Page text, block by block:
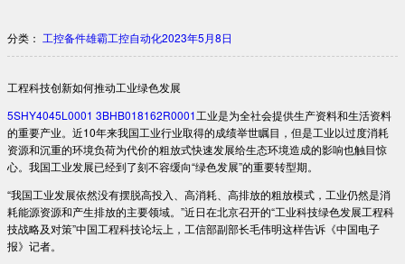
分类： 工控备件雄霸工控自动化2023年5月8日
工程科技创新如何推动工业绿色发展
5SHY4045L0001 3BHB018162R0001工业是为全社会提供生产资料和生活资料
的重要产业。近10年来我国工业行业取得的成绩举世瞩目，但是工业以过度消耗
资源和沉重的环境负荷为代价的粗放式快速发展给生态环境造成的影响也触目惊
心。我国工业发展已经到了刻不容缓向“绿色发展”的重要转型期。
“我国工业发展依然没有摆脱高投入、高消耗、高排放的粗放模式，工业仍然是消
耗能源资源和产生排放的主要领域。”近日在北京召开的“工业科技绿色发展工程科
技战略及对策”中国工程科技论坛上，工信部副部长毛伟明这样告诉《中国电子
报》记者。